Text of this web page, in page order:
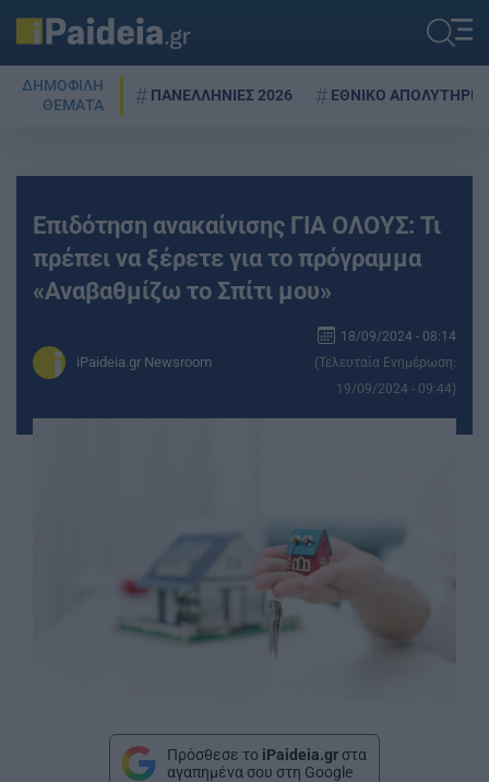
ΔΗΜΟΦΙΛΗ
ΘΕΜΑΤΑ
ΠΑΝΕΛΛΗΝΙΕΣ 2026 ΕΘΝΙΚΟ ΑΠΟΛΥΤΗΡΙΟ
Επιδότηση ανακαίνισης ΓΙΑ ΟΛΟΥΣ: Τι
πρέπει να ξέρετε για το πρόγραμμα
«Αναβαθμίζω το Σπίτι μου»
iPaideia.gr Newsroom
18/09/2024 - 08:14
(Τελευταία Ενημέρωση:
19/09/2024 - 09:44)
Πρόσθεσε το iPaideia.gr στα
αγαπημένα σου στη Google